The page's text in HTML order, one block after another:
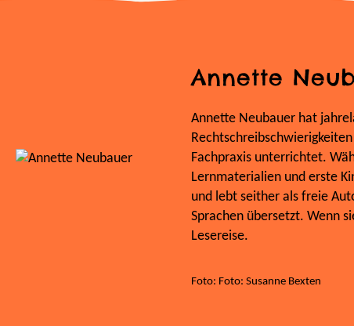
Annette
Annette Neubauer hat
Fachpraxis unterrichtet.
Lernmaterialien und erste
und lebt seither als freie
Sprachen übersetzt. Wenn
Lesereise.
Foto: Foto: Susanne Bexten